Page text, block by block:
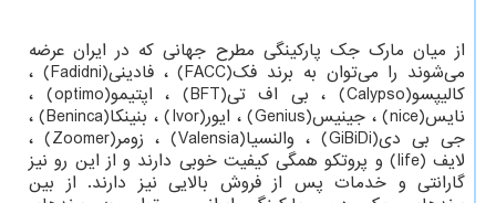
از میان مارک جک پارکینگی مطرح جهانی که در ایران عرضه
می‌شوند را می‌توان به برند فک(FACC)، فادینی(Fadidni) ،
کالیپسو(Calypso) ، بی اف تی(BFT) ، اپتیمو(optimo) ،
نایس(nice)، جینیس(Genius)، ایور(Ivor)، بنینکا(Beninca) ،
جی بی دی(GiBiDi) ، والنسیا(Valensia) ، زومر(Zoomer) ،
لایف (life) و پروتکو همگی کیفیت خوبی دارند و از این رو نیز
گارانتی و خدمات پس از فروش بالایی نیز دارند. از بین